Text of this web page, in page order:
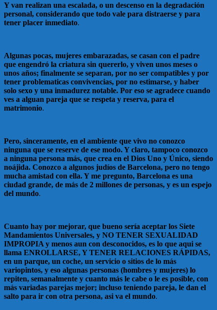
Y van realizan una escalada, o un descenso en la degradación
personal, considerando que todo vale para distraerse y para
tener placer inmediato.
Algunas pocas, mujeres embarazadas, se casan con el padre
que engendró la criatura sin quererlo, y viven unos meses o
unos años; finalmente se separan, por no ser compatibles y por
tener problematicas convivencias, por no estimarse, y haber
solo sexo y una inmadurez notable. Por eso se agradece cuando
ves a alguan pareja que se respeta y reserva, para el
matrimonio.
Pero, sinceramente, en el ambiente que vivo no conozco
ninguna que se reserve de ese modo. Y claro, tampoco conozco
a ninguna persona más, que crea en el Dios Uno y Único, siendo
noájida. Conozco a algunos judíos de Barcelona, pero no tengo
mucha amistad con ella. Y me pregunto, Barcelona es una
ciudad grande, de más de 2 millones de personas, y es un espejo
del mundo.
Cuanto hay por mejorar, que bueno sería aceptar los Siete
Mandamientos Universales, y NO TENER SEXUALIDAD
IMPROPIA y menos aun con desconocidos, es lo que aqui se
llama ENROLLARSE, Y TENER RELACIONES RÁPIDAS,
en un parque, un coche, un servicio o sitios de lo más
variopintos, y eso algunas personas (hombres y mujeres) lo
repiten, semanalmente y cuanto más le cabe o le es posible, con
más variadas parejas mejor; incluso teniendo pareja, le dan el
salto para ir con otra persona, asi va el mundo.